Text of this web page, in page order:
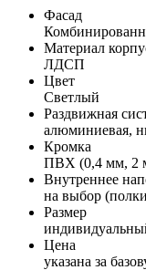
Фасад
Материал
ЛДСП
Цвет
Светлый
Раздвижная
алюминиевая,
Кромка
ПВХ (0,4 мм, 2
Внутреннее
на выбор
Размер
Цена
указана за